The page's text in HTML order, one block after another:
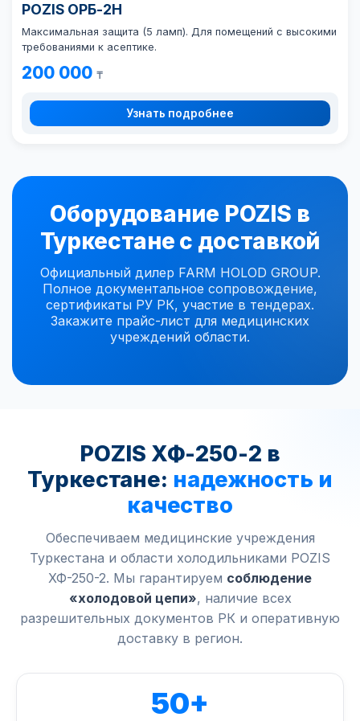
POZIS ОРБ-2Н
Максимальная защита (5 ламп). Для помещений с высокими
требованиями к асептике.
200 000 ₸
Узнать подробнее
Оборудование POZIS в
Туркестане с доставкой
Официальный дилер FARM HOLOD GROUP.
Полное документальное сопровождение,
сертификаты РУ РК, участие в тендерах.
Закажите прайс-лист для медицинских
учреждений области.
POZIS ХФ-250-2 в
Туркестане: надежность и
качество
Обеспечиваем медицинские учреждения
Туркестана и области холодильниками POZIS
ХФ-250-2. Мы гарантируем соблюдение
«холодовой цепи», наличие всех
разрешительных документов РК и оперативную
доставку в регион.
50+